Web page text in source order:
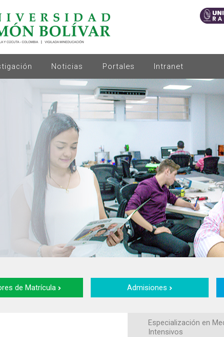
Noticias Portales Intranet
de Matrícula Admisiones
Especialización en
Intensivos